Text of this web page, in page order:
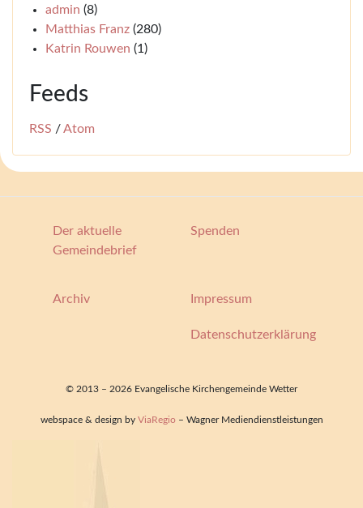
admin (8)
Matthias Franz (280)
Katrin Rouwen (1)
Feeds
RSS /Atom
Der aktuelle
Gemeindebrief
Spenden
Archiv Impressum
Datenschutzerklärung
© 2013 – 2026 Evangelische Kirchengemeinde Wetter
webspace & design by ViaRegio– Wagner Mediendienstleistungen